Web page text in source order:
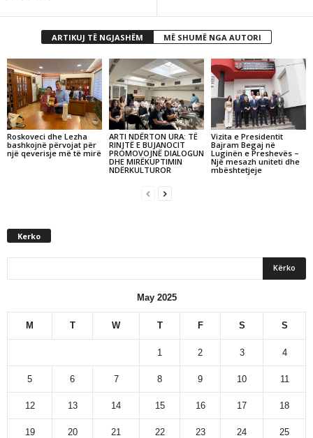
ARTIKUJ TË NGJASHËM MË SHUMË NGA AUTORI
Roskoveci dhe Lezha
bashkojnë përvojat për
një qeverisje më të mirë
ARTI NDËRTON URA: TË
RINJTË E BUJANOCIT
PROMOVOJNË DIALOGUN
DHE MIRËKUPTIMIN
NDËRKULTUROR
Vizita e Presidentit
Bajram Begaj në
Luginën e Preshevës –
Një mesazh uniteti dhe
mbështetjeje
Kerko
May 2025
M T W T F S S
1 2 3 4
5 6 7 8 9 10 11
12 13 14 15 16 17 18
19 20 21 22 23 24 25